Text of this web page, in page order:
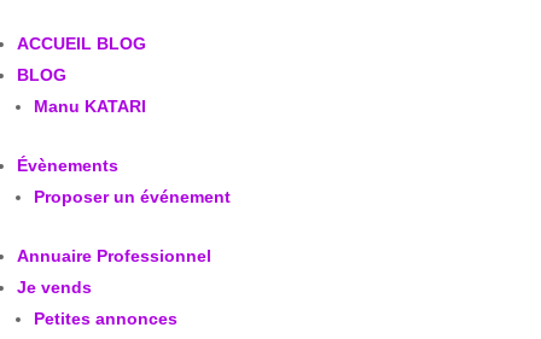
ACCUEIL BLOG
BLOG
Manu KATARI
Évènements
Proposer un événement
Annuaire Professionnel
Je vends
Petites annonces